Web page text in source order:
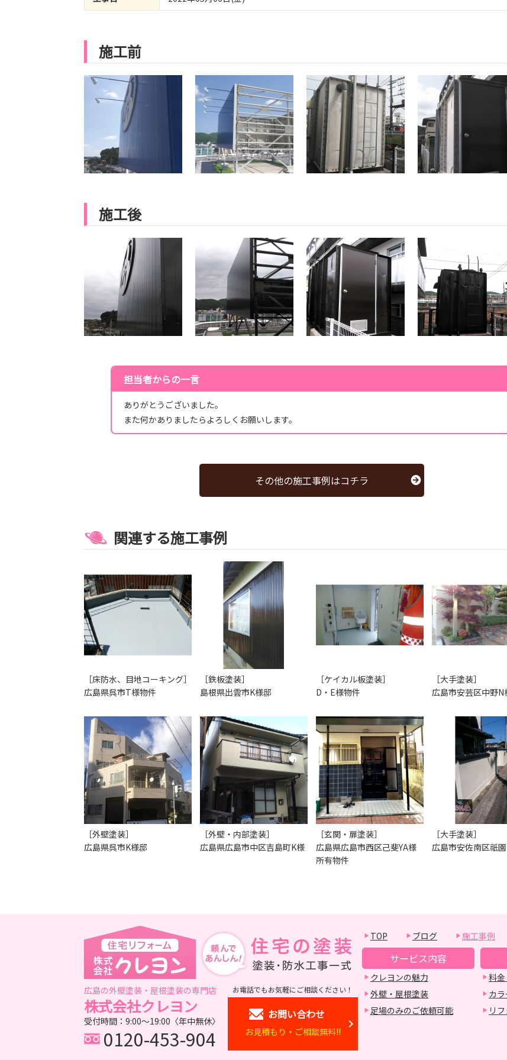
施工前
施工後
担当者からの一言
ありがとうございました。
また何かありましたらよろしくお願いします。
その他の施工事例はコチラ
関連する施工事例
［床防水、目地コーキング］
広島県呉市T様物件
［鉄板塗装］
島根県出雲市K様邸
［ケイカル板塗装］
D・E様物件
［大手塗装］
広島市安芸区中野N
［外壁塗装］
広島県呉市K様邸
［外壁・内部塗装］
広島県広島市中区吉島町K様
［玄関・扉塗装］
広島県広島市西区己斐YA様
所有物件
［大手塗装］
広島市安佐南区祇
広島の外壁塗装・屋根塗装の専門店
株式会社クレヨン
受付時間：9:00～19:00〈年中無休〉
0120-453-904
お電話でもお気軽にご相談ください！
お問い合わせ
お見積もり・ご相談無料!!
TOP ブログ 施工事例
サービス内容
クレヨンの魅力
外壁・屋根塗装
足場のみのご依頼可能
料
カ
リ